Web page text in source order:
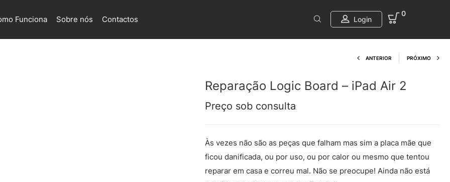
Funciona Sobre nós Contactos Login
0
Product
ANTERIOR PRÓXIMO
Reparação Logic Board – iPad Air 2
Preço sob consulta
Às vezes não são as peças que falham mas sim a placa mãe que
ficou danificada, ou por uso, ou por calor ou mesmo que tentou
reparar em casa e correu mal. Não se preocupe! Ainda não está